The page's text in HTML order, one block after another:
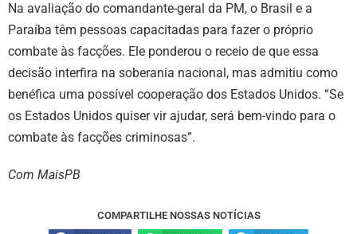
Na avaliação do comandante-geral da PM, o Brasil e a
Paraíba têm pessoas capacitadas para fazer o próprio
combate às facções. Ele ponderou o receio de que essa
decisão interfira na soberania nacional, mas admitiu como
benéfica uma possível cooperação dos Estados Unidos. “Se
os Estados Unidos quiser vir ajudar, será bem-vindo para o
combate às facções criminosas”.
Com MaisPB
COMPARTILHE NOSSAS NOTÍCIAS